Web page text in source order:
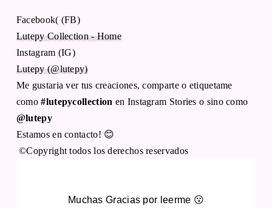
Facebook( (FB)
Lutepy Collection - Home
Instagram (IG)
Lutepy (@lutepy)
Me gustaria ver tus creaciones, comparte o etiquetame
como#lutepycollection en Instagram Stories o sino como
@lutepy
Estamos en contacto! 😊
©Copyright todos los derechos reservados
Muchas Gracias por leerme 😗